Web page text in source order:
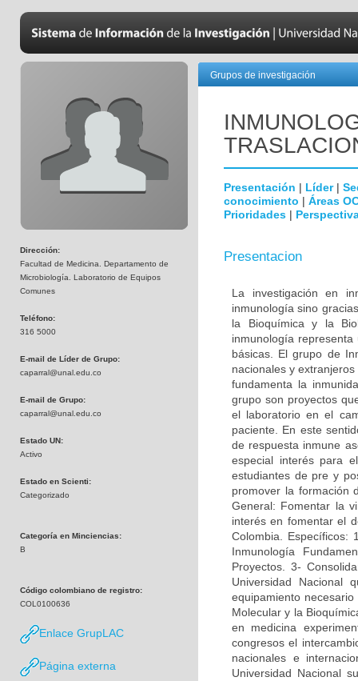
Dirección:
Facultad de Medicina. Departamento de
Microbiología. Laboratorio de Equipos
Comunes
Teléfono:
316 5000
E-mail de Líder de Grupo:
caparral@unal.edu.co
E-mail de Grupo:
caparral@unal.edu.co
Estado UN:
Activo
Estado en Scienti:
Categorizado
Categoría en Minciencias:
B
Código colombiano de registro:
COL0100636
Enlace GrupLAC
Página externa
Grupos de investigación
Presentación | Líder|
conocimiento | Áreas
Prioridades |
Presentacion
La investigación en
inmunología sino
la Bioquímica y la
inmunología
básicas. El grupo de
nacionales y
fundamenta la
grupo son proyectos
el laboratorio en el
paciente. En este
de respuesta inmune
especial interés para
estudiantes de pre y
promover la formación
General: Fomentar la
interés en fomentar el
Colombia. Específicos:
Inmunología
Proyectos. 3-
Universidad
equipamiento
Molecular y la
en medicina
congresos el
nacionales e
Universidad Nacional